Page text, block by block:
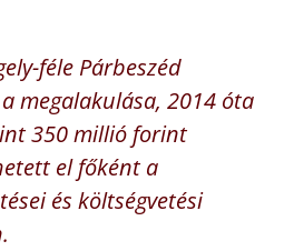
féle Párbeszéd
megalakulása, 2014 óta
350 millió forint
el főként a
és költségvetési